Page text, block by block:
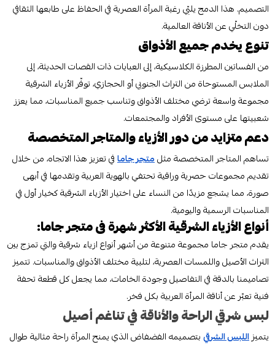
التصميم. هذا الدمج يلبّي رغبة المرأة العصرية في الحفاظ على طابعها الثقافي
دون التخلّي عن الأناقة العالمية.
تنوع يخدم جميع الأذواق
من الفساتين المطرزة الكلاسيكية، إلى العبايات ذات القصات الحديثة، إلى
الملابس المستوحاة من التراث الجنوبي أو الحجازي، توفّر الأزياء الشرقية
مجموعة واسعة ترضي مختلف الأذواق وتناسب جميع المناسبات، مما يعزز
شعبيتها على مستوى الأفراد والمجتمعات.
دعم متزايد من دور الأزياء والمتاجر المتخصصة
تساهم المتاجر المتخصصة مثلمتجر جامافي تعزيز هذا الاتجاه، من خلال
تقديم مجموعات حصرية وراقية تحتفي بالهوية العربية وتقدمها في أبهى
صورة، مما يشجع مزيدًا من النساء على اختيار الأزياء الشرقية كخيار أول في
المناسبات الرسمية واليومية.
أنواع الأزياء الشرقية الأكثر شهرة فى متجر جاما:
يقدم متجر جاما مجموعة متنوعة من أشهر أنواع ازياء شرقية والتي تمزج بين
التراث الأصيل واللمسات العصرية، لتلبية مختلف الأذواق والمناسبات. تتميز
تصاميمنا بالدقة في التفاصيل وجودة الخامات، مما يجعل كل قطعة تحفة
فنية تعبّر عن أناقة المرأة العربية بكل فخر.
لبس شرقي الراحة والأناقة في تناغم أصيل
يتميزاللبس الشرقيبتصميمه الفضفاض الذي يمنح المرأة راحة مثالية طوال